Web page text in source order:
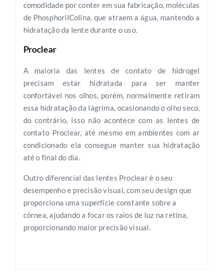
comodidade por conter em sua fabricação, moléculas
de PhosphorilColina, que atraem a água, mantendo a
hidratação da lente durante o uso.
Proclear
A maioria das lentes de contato de hidrogel
precisam estar hidratada para ser manter
confortável nos olhos, porém, normalmente retiram
essa hidratação da lágrima, ocasionando o olho seco,
do contrário, isso não acontece com as lentes de
contato Proclear, até mesmo em ambientes com ar
condicionado ela consegue manter sua hidratação
até o final do dia.
Outro diferencial das lentes Proclear é o seu
desempenho e precisão visual, com seu design que
proporciona uma superfície constante sobre a
córnea, ajudando a focar os raios de luz na retina,
proporcionando maior precisão visual.